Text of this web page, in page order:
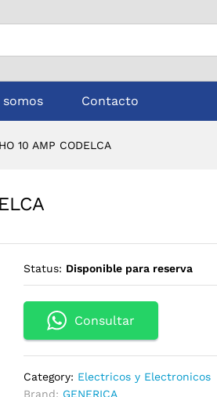
somos Contacto
10 AMP CODELCA
Status: Disponible para reserva
Consultar
Category: Electricos y Electronicos
Brand: GENERICA